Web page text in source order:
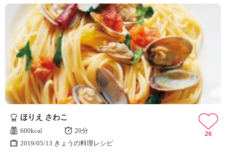
ほりえ さわこ
600kcal
20分
2019/05/13 きょうの料理レシピ
26